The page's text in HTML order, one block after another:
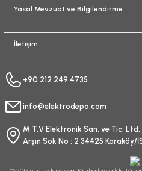
Yasal Mevzuat ve Bilgilendirme
İletişim
+90 212 249 4735
info@elektrodepo.com
M.T.V Elektronik San. ve Tic. Ltd.
Arşın Sok No : 2 34425 Karaköy/